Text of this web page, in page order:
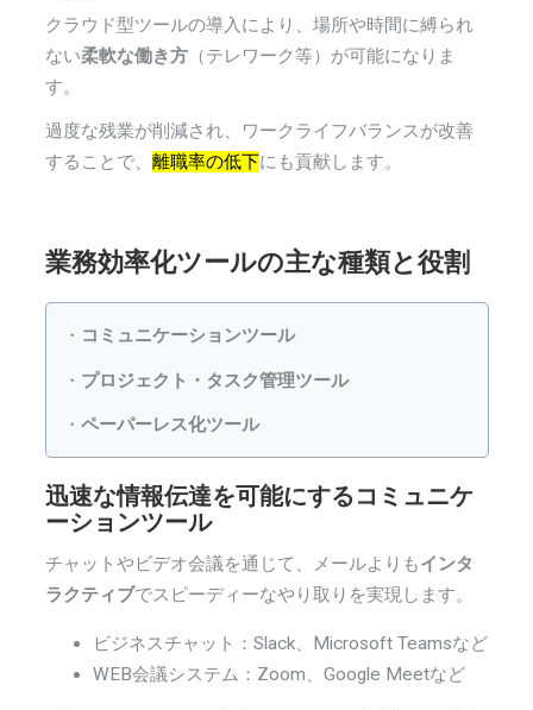
クラウド型ツールの導入により、場所や時間に縛られ
ない柔軟な働き方（テレワーク等）が可能になりま
す。
過度な残業が削減され、ワークライフバランスが改善
することで、 離職率の低下にも貢献します。
業務効率化ツールの主な種類と役割
・ コミュニケーションツール
・ プロジェクト・タスク管理ツール
・ ペーパーレス化ツール
迅速な情報伝達を可能にするコミュニケ
ーションツール
チャットやビデオ会議を通じて、メールよりもインタ
ラクティブでスピーディーなやり取りを実現します。
ビジネスチャット：Slack、Microsoft Teamsなど
WEB会議システム：Zoom、Google Meetなど